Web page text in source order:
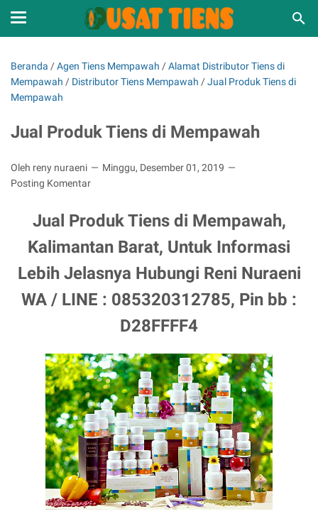
Beranda /Agen Tiens Mempawah /Alamat Distributor Tiens di
Mempawah / Distributor Tiens Mempawah /Jual Produk Tiens di
Mempawah
Jual Produk Tiens di Mempawah
Oleh reny nuraeni
Minggu, Desember 01, 2019
Posting Komentar
Jual Produk Tiens di Mempawah,
Kalimantan Barat, Untuk Informasi
Lebih Jelasnya Hubungi Reni Nuraeni
WA / LINE : 085320312785, Pin bb :
D28FFFF4